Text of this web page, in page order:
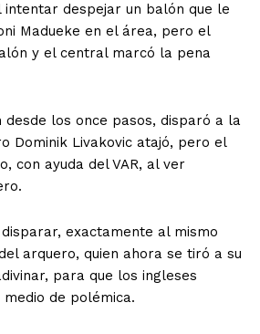
intentar despejar un balón que le
Madueke en el área, pero el
y el central marcó la pena
los once pasos, disparó a la
Dominik Livakovic atajó, pero el
con ayuda del VAR, al ver
disparar, exactamente al mismo
arquero, quien ahora se tiró a su
para que los ingleses
de polémica.